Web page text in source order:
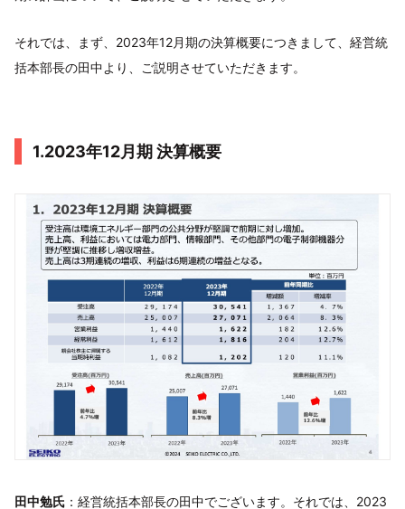
それでは、まず、2023年12月期の決算概要につきまして、経営統
括本部長の田中より、ご説明させていただきます。
1.2023年12月期 決算概要
田中勉氏 ：経営統括本部長の田中でございます。それでは、2023